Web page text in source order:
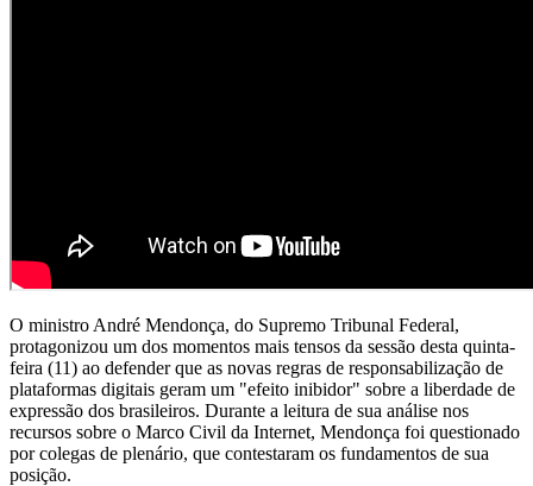
O ministro André Mendonça, do Supremo Tribunal Federal,
protagonizou um dos momentos mais tensos da sessão desta quinta-
feira (11) ao defender que as novas regras de responsabilização de
plataformas digitais geram um "efeito inibidor" sobre a liberdade de
expressão dos brasileiros. Durante a leitura de sua análise nos
recursos sobre o Marco Civil da Internet, Mendonça foi questionado
por colegas de plenário, que contestaram os fundamentos de sua
posição.